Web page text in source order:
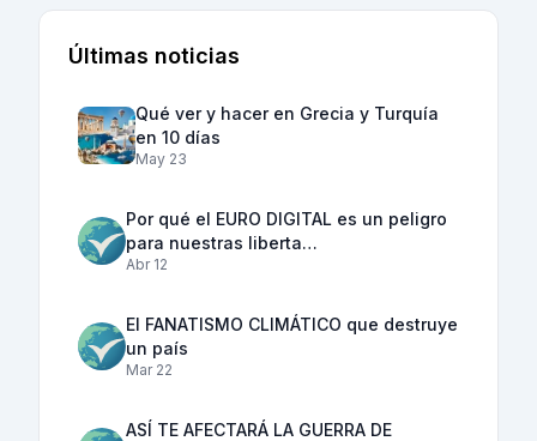
Últimas noticias
Qué ver y hacer en Grecia y Turquía
en 10 días
May 23
Por qué el EURO DIGITAL es un peligro
para nuestras liberta…
Abr 12
El FANATISMO CLIMÁTICO que destruye
un país
Mar 22
ASÍ TE AFECTARÁ LA GUERRA DE